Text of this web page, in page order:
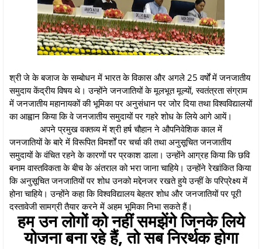
श्री जे के बजाज के सम्बोधन में भारत के विकास और अगले 25 वर्षों में जनजातीय
समुदाय केंद्रीय विषय थे। उन्होंने जनजातियों के मूलभूत मूल्यों, स्वतंत्रता संग्राम
में जनजातीय महानायकों की भूमिका पर अनुसंधान पर जोर दिया तथा विश्वविद्यालयों
का आह्वान किया कि वे जनजातीय समुदायों पर गहरे शोध के लिये आगे आयें।
अपने प्रमुख वक्तव्य में श्री हर्ष चौहान ने औपनिवेशिक काल में
जनजातियों के बारे में विरूपित विमर्शों पर चर्चा की तथा अनुसूचित जनजातीय
समुदायों के वंचित रहने के कारणों पर प्रकाश डाला। उन्होंने आग्रह किया कि छवि
बनाम वास्तविकता के बीच के अंतराल को भरा जाना चाहिये। उन्होंने रेखांकित किया
कि अनुसूचित जनजातियों पर शोध उनको मद्देनजर रखते हुये उन्हीं के परिप्रेक्ष्य में
होना चाहिये। उन्होंने कहा कि विश्वविद्यालय बेहतर शोध और जनजातियों पर पूरी
दस्तावेजी सामग्री तैयार करने में अहम भूमिका निभा सकते हैं।
हम उन लोगों को नहीं समझेंगे जिनके लिये
योजना बना रहे हैं, तो सब निरर्थक होगा